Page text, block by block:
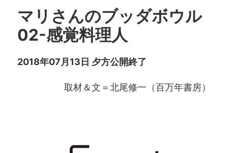
マリさんのブッダボウル
02-感覚料理人
2018年07月13日 夕方公開終了
取材＆文＝北尾修一（百万年書房）